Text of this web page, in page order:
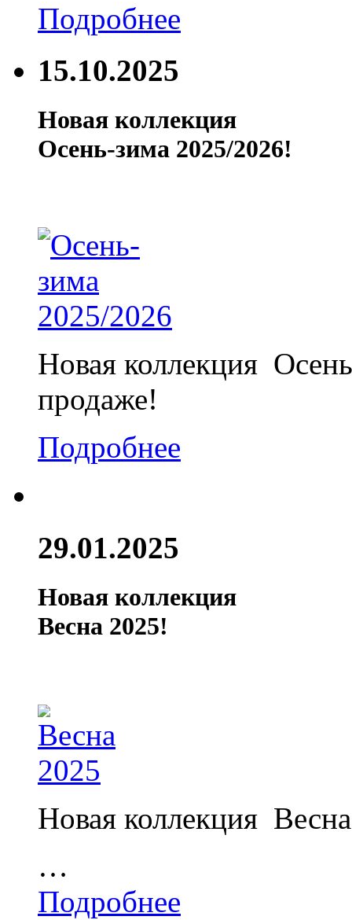
Подробнее
15.10.2025
Новая коллекция
Осень-зима 2025/2026!
Новая коллекция
продаже!
Подробнее
29.01.2025
Новая коллекция
Весна 2025!
Новая коллекция
…
Подробнее